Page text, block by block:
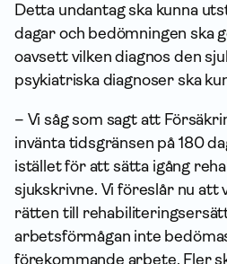
Detta undantag ska kunna
dagar och bedömningen ska
oavsett vilken diagnos den
psykiatriska diagnoser ska
– Vi såg som sagt att
invänta tidsgränsen på 180
istället för att sätta igång
sjukskrivne. Vi föreslår nu att
rätten till
arbetsförmågan inte
förekommande arbete. Fler